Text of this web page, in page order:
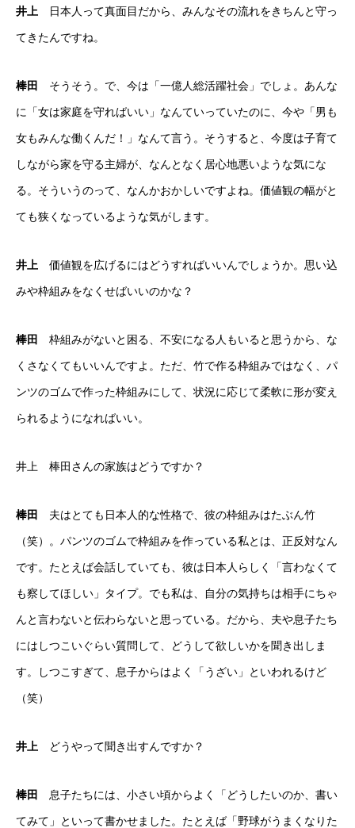
井上 日本人って真面目だから、みんなその流れをきちんと守っ
てきたんですね。
棒田 そうそう。で、今は「一億人総活躍社会」でしょ。あんな
に「女は家庭を守ればいい」なんていっていたのに、今や「男も
女もみんな働くんだ！」なんて言う。そうすると、今度は子育て
しながら家を守る主婦が、なんとなく居心地悪いような気にな
る。そういうのって、なんかおかしいですよね。価値観の幅がと
ても狭くなっているような気がします。
井上 価値観を広げるにはどうすればいいんでしょうか。思い込
みや枠組みをなくせばいいのかな？
棒田 枠組みがないと困る、不安になる人もいると思うから、な
くさなくてもいいんですよ。ただ、竹で作る枠組みではなく、パ
ンツのゴムで作った枠組みにして、状況に応じて柔軟に形が変え
られるようになればいい。
井上 棒田さんの家族はどうですか？
棒田 夫はとても日本人的な性格で、彼の枠組みはたぶん竹
（笑）。パンツのゴムで枠組みを作っている私とは、正反対なん
です。たとえば会話していても、彼は日本人らしく「言わなくて
も察してほしい」タイプ。でも私は、自分の気持ちは相手にちゃ
んと言わないと伝わらないと思っている。だから、夫や息子たち
にはしつこいぐらい質問して、どうして欲しいかを聞き出しま
す。しつこすぎて、息子からはよく「うざい」といわれるけど
（笑）
井上 どうやって聞き出すんですか？
棒田 息子たちには、小さい頃からよく「どうしたいのか、書い
てみて」といって書かせました。たとえば「野球がうまくなりた